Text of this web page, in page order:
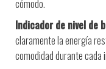
cómodo.
Indicador de nivel de
claramente la energía
comodidad durante cada